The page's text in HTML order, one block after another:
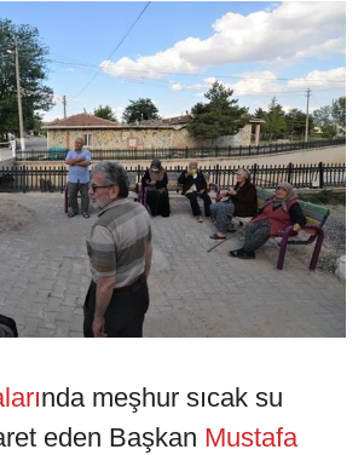
nda meşhur sıcak su
eden Başkan Mustafa